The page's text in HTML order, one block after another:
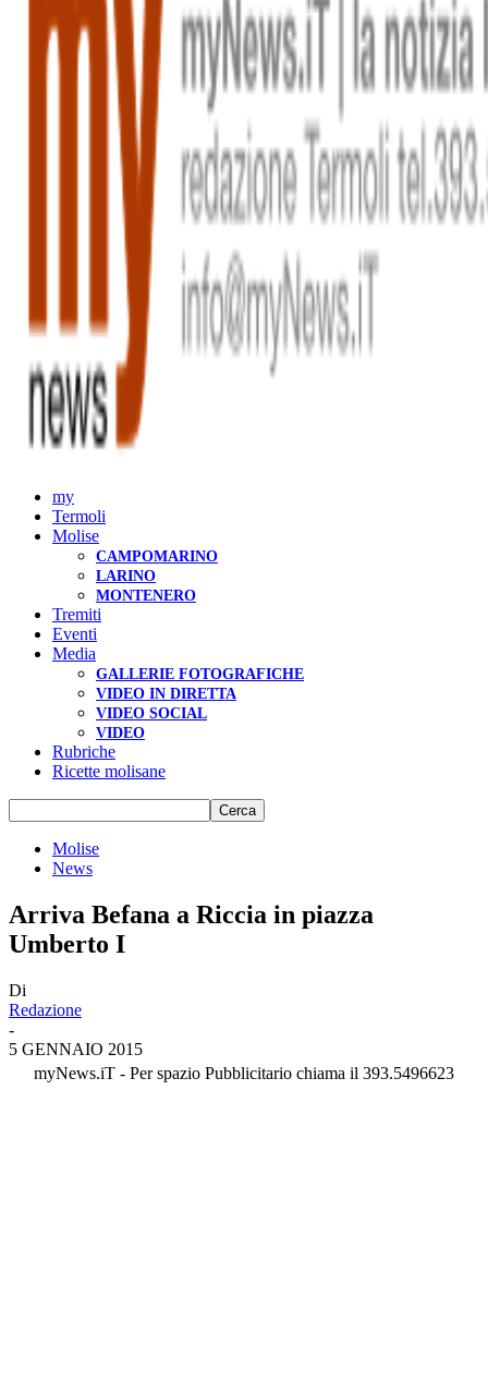
my
Termoli
Molise
CAMPOMARINO
LARINO
MONTENERO
Tremiti
Eventi
Media
GALLERIE FOTOGRAFICHE
VIDEO IN DIRETTA
VIDEO SOCIAL
VIDEO
Rubriche
Ricette molisane
Molise
News
Arriva Befana a Riccia in piazza
Umberto I
Di
Redazione
-
5 GENNAIO 2015
myNews.iT - Per spazio Pubblicitario chiama il 393.5496623